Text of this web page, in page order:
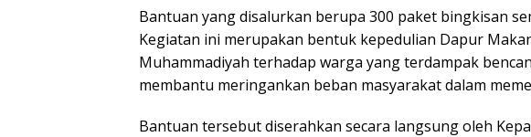
Bantuan yang disalurkan berupa 300 paket bingkisan
Kegiatan ini merupakan bentuk kepedulian Dapur
Muhammadiyah terhadap warga yang terdampak
membantu meringankan beban masyarakat dalam
Bantuan tersebut diserahkan secara langsung oleh